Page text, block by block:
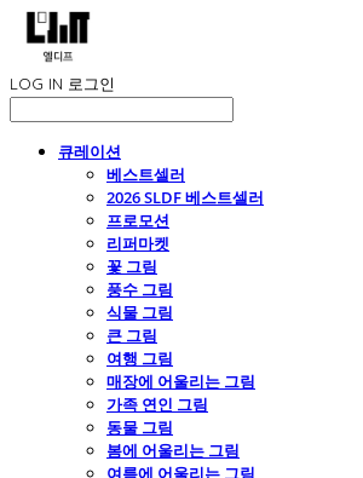
LOG IN 로그인
큐레이션
베스트셀러
2026 SLDF 베스트셀러
프로모션
리퍼마켓
꽃 그림
풍수 그림
식물 그림
큰 그림
여행 그림
매장에 어울리는 그림
가족 연인 그림
동물 그림
봄에 어울리는 그림
여름에 어울리는 그림